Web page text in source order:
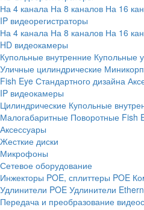
На 4 канала На 8 каналов На 16
IP видеорегистраторы
На 4 канала На 8 каналов На 16
HD видеокамеры
Купольные внутренние Купольные
Уличные цилиндрические
Fish Eye Стандартного дизайна
IP видеокамеры
Цилиндрические Купольные
Малогабаритные Поворотные Fish
Аксессуары
Жесткие диски
Микрофоны
Сетевое оборудование
Инжекторы POE, сплиттеры POE
Удлинители POE Удлинители
Передача и преобразование